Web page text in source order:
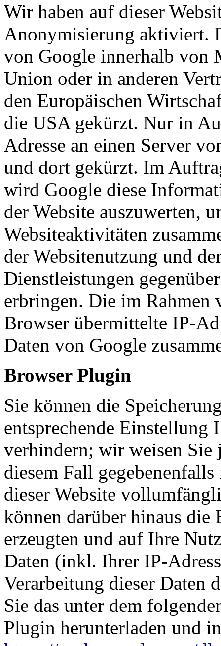
Wir haben auf dieser
Anonymisierung aktiviert.
von Google innerhalb von
Union oder in anderen
den Europäischen
die USA gekürzt. Nur in
Adresse an einen Server
und dort gekürzt. Im
wird Google diese
der Website auszuwerten,
Websiteaktivitäten
der Websitenutzung und
Dienstleistungen
erbringen. Die im
Browser übermittelte IP-
Daten von Google
Browser Plugin
Sie können die
entsprechende Einstellung
verhindern; wir weisen Sie
diesem Fall
dieser Website
können darüber hinaus die
erzeugten und auf Ihre
Daten (inkl. Ihrer IP-
Verarbeitung dieser Daten
Sie das unter dem
Plugin herunterladen und